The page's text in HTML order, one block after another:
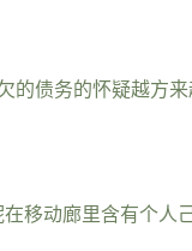
债务的怀疑越方来
移动廊里含有个人己